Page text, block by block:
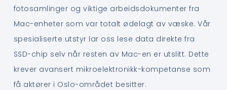
fotosamlinger og viktige arbeidsdokumenter fra
Mac-enheter som var totalt ødelagt av væske. Vår
spesialiserte utstyr lar oss lese data direkte fra
SSD-chip selv når resten av Mac-en er utslitt. Dette
krever avansert mikroelektronikk-kompetanse som
få aktører i Oslo-området besitter.